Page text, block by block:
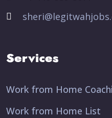
Services
Work from Home
Work from Home List